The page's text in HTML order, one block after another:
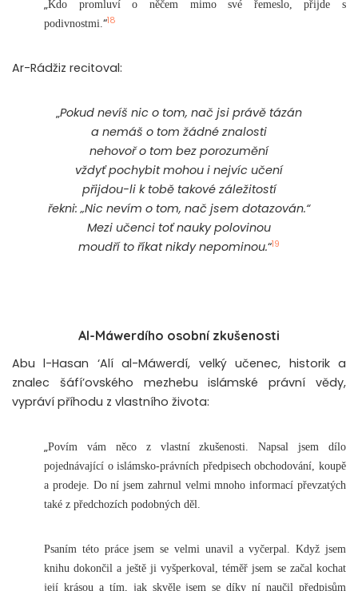
„Kdo promluví o něčem mimo své řemeslo, přijde s
podivnostmi. “18
Ar-Rádžiz recitoval:
„Pokud nevíš nic o tom, nač jsi právě tázán
a nemáš o tom žádné znalosti
nehovoř o tom bez porozumění
vždyť pochybit mohou i nejvíc učení
přijdou-li k tobě takové záležitostí
řekni: „Nic nevím o tom, nač jsem dotazován.“
Mezi učenci toť nauky polovinou
moudří to říkat nikdy nepominou.“19
Al-Máwerdího osobní zkušenosti
Abu l-Hasan ‘Alí al-Máwerdí, velký učenec, historik a
znalec šáfí’ovského mezhebu islámské právní vědy,
vypráví příhodu z vlastního života:
„Povím vám něco z vlastní zkušenosti. Napsal jsem dílo
pojednávající o islámsko-právních předpisech obchodování, koupě
a prodeje. Do ní jsem zahrnul velmi mnoho informací převzatých
také z předchozích podobných děl.
Psaním této práce jsem se velmi unavil a vyčerpal. Když jsem
knihu dokončil a ještě ji vyšperkoval, téměř jsem se začal kochat
její krásou a tím, jak skvěle jsem se díky ní naučil předpisům